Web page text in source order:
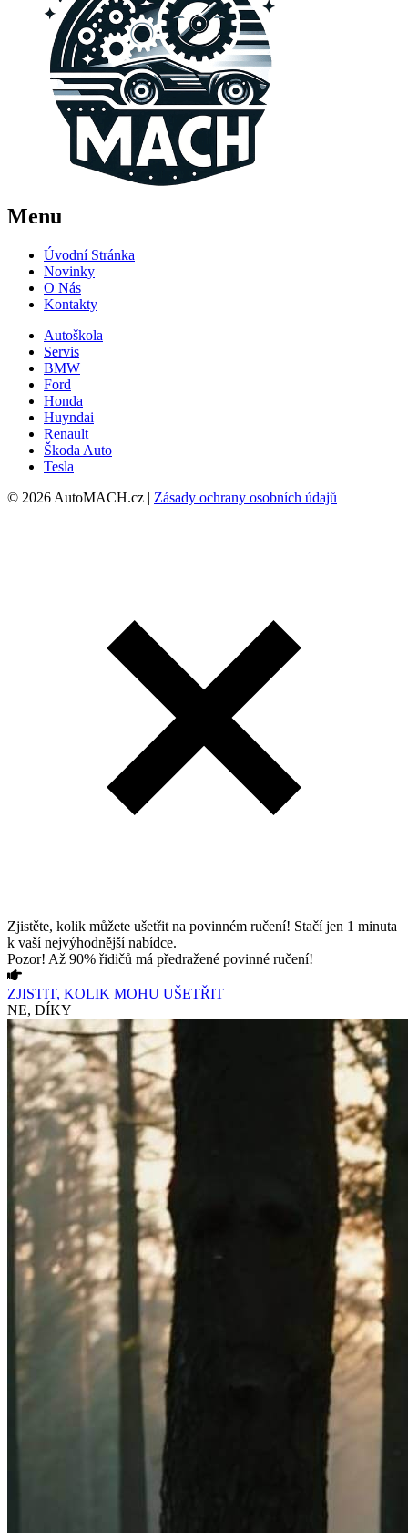
Menu
Úvodní Stránka
Novinky
O Nás
Kontakty
Autoškola
Servis
BMW
Ford
Honda
Huyndai
Renault
Škoda Auto
Tesla
© 2026 AutoMACH.cz | Zásady ochrany osobních údajů
Zjistěte, kolik můžete ušetřit na povinném ručení! Stačí jen 1 minuta
k vaší nejvýhodnější nabídce.
Pozor! Až 90% řidičů má předražené povinné ručení!
ZJISTIT, KOLIK MOHU UŠETŘIT
NE, DÍKY